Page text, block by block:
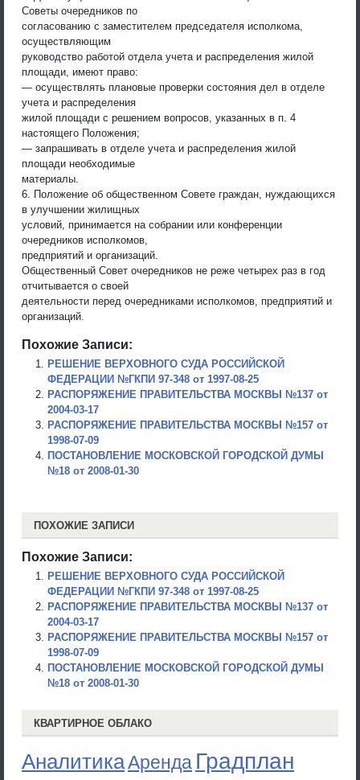
Советы очередников по
согласованию с заместителем председателя исполкома,
осуществляющим
руководство работой отдела учета и распределения жилой
площади, имеют право:
— осуществлять плановые проверки состояния дел в отделе
учета и распределения
жилой площади с решением вопросов, указанных в п. 4
настоящего Положения;
— запрашивать в отделе учета и распределения жилой
площади необходимые
материалы.
6. Положение об общественном Совете граждан, нуждающихся
в улучшении жилищных
условий, принимается на собрании или конференции
очередников исполкомов,
предприятий и организаций.
Общественный Совет очередников не реже четырех раз в год
отчитывается о своей
деятельности перед очередниками исполкомов, предприятий и
организаций.
Похожие Записи:
РЕШЕНИЕ ВЕРХОВНОГО СУДА РОССИЙСКОЙ
ФЕДЕРАЦИИ №ГКПИ 97-348 от 1997-08-25
РАСПОРЯЖЕНИЕ ПРАВИТЕЛЬСТВА МОСКВЫ №137 от
2004-03-17
РАСПОРЯЖЕНИЕ ПРАВИТЕЛЬСТВА МОСКВЫ №157 от
1998-07-09
ПОСТАНОВЛЕНИЕ МОСКОВСКОЙ ГОРОДСКОЙ ДУМЫ
№18 от 2008-01-30
ПОХОЖИЕ ЗАПИСИ
Похожие Записи:
РЕШЕНИЕ ВЕРХОВНОГО СУДА РОССИЙСКОЙ
ФЕДЕРАЦИИ №ГКПИ 97-348 от 1997-08-25
РАСПОРЯЖЕНИЕ ПРАВИТЕЛЬСТВА МОСКВЫ №137 от
2004-03-17
РАСПОРЯЖЕНИЕ ПРАВИТЕЛЬСТВА МОСКВЫ №157 от
1998-07-09
ПОСТАНОВЛЕНИЕ МОСКОВСКОЙ ГОРОДСКОЙ ДУМЫ
№18 от 2008-01-30
КВАРТИРНОЕ ОБЛАКО
АналитикаАренда Градплан